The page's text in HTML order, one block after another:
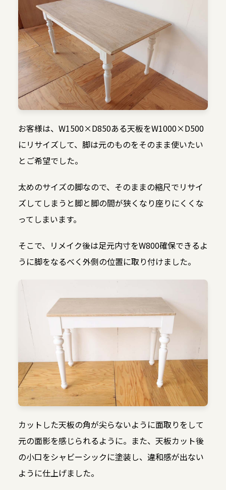
お客様は、W1500×D850ある天板をW1000×D500
にリサイズして、脚は元のものをそのまま使いたい
とご希望でした。
太めのサイズの脚なので、そのままの縮尺でリサイ
ズしてしまうと脚と脚の間が狭くなり座りにくくな
ってしまいます。
そこで、リメイク後は足元内寸をW800確保できるよ
うに脚をなるべく外側の位置に取り付けました。
カットした天板の角が尖らないように面取りをして
元の面影を感じられるように。また、天板カット後
の小口をシャビーシックに塗装し、違和感が出ない
ように仕上げました。